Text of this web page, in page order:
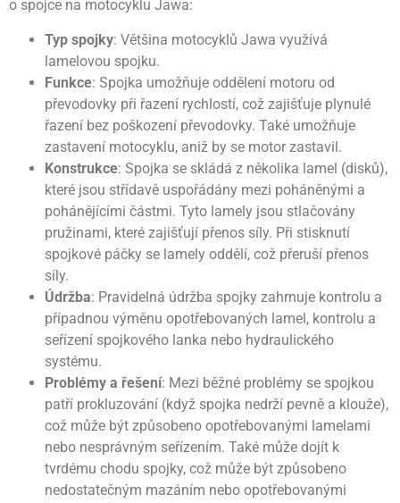
o spojce na motocyklu Jawa:
Typ spojky: Většina motocyklů Jawa využívá
lamelovou spojku.
Funkce: Spojka umožňuje oddělení motoru od
převodovky při řazení rychlostí, což zajišťuje plynulé
řazení bez poškození převodovky. Také umožňuje
zastavení motocyklu, aniž by se motor zastavil.
Konstrukce: Spojka se skládá z několika lamel (disků),
které jsou střídavě uspořádány mezi poháněnými a
pohánějícími částmi. Tyto lamely jsou stlačovány
pružinami, které zajišťují přenos síly. Při stisknutí
spojkové páčky se lamely oddělí, což přeruší přenos
síly.
Údržba: Pravidelná údržba spojky zahrnuje kontrolu a
případnou výměnu opotřebovaných lamel, kontrolu a
seřízení spojkového lanka nebo hydraulického
systému.
Problémy a řešení: Mezi běžné problémy se spojkou
patří prokluzování (když spojka nedrží pevně a klouže),
což může být způsobeno opotřebovanými lamelami
nebo nesprávným seřízením. Také může dojít k
tvrdému chodu spojky, což může být způsobeno
nedostatečným mazáním nebo opotřebovanými